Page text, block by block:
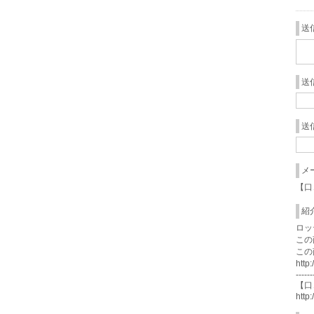
送
送
送
メ
【
紹
ロ
こ
こ
【